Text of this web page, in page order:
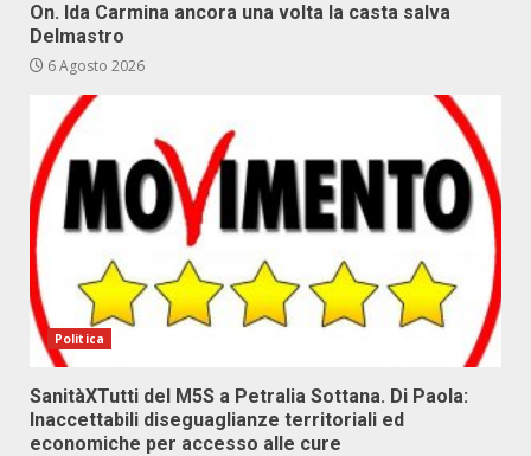
On. Ida Carmina ancora una volta la casta salva
Delmastro
6 Agosto 2026
Politica
SanitàXTutti del M5S a Petralia Sottana. Di Paola:
Inaccettabili diseguaglianze territoriali ed
economiche per accesso alle cure